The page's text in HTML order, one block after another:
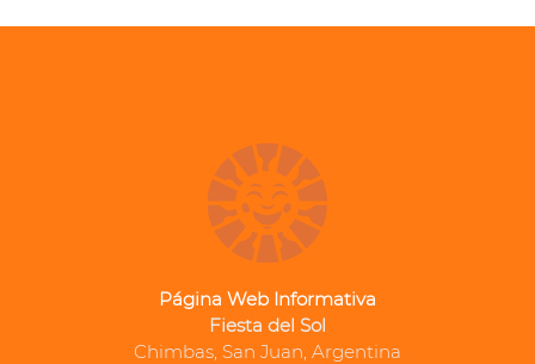
Página Web Informativa
Fiesta del Sol
Chimbas, San Juan, Argentina